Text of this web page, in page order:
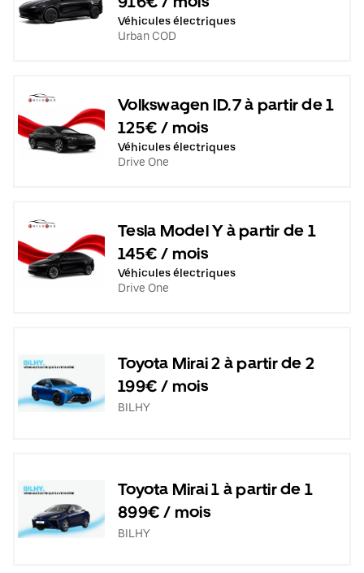
Véhicules électriques
Urban COD
Volkswagen ID.7 à partir de 1
125€ / mois
Véhicules électriques
Drive One
Tesla Model Y à partir de 1
145€ / mois
Véhicules électriques
Drive One
Toyota Mirai 2 à partir de 2
199€ / mois
BILHY
Toyota Mirai 1 à partir de 1
899€ / mois
BILHY